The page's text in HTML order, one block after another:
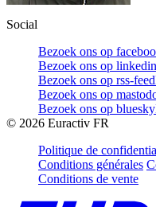
Social
Bezoek ons op
Bezoek ons op linkedin
Bezoek ons op rss-feed
Bezoek ons op
Bezoek ons op bluesky
© 2026 Euractiv FR
Politique de
Conditions générales
Conditions de vente